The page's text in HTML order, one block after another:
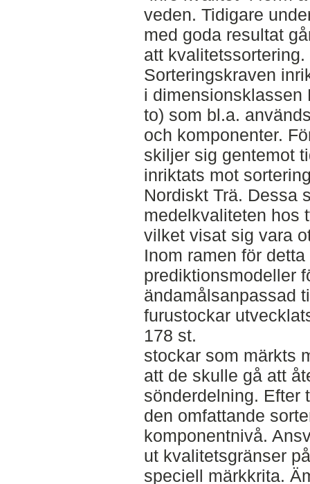
veden. Tidigare
med goda resultat
att kvalitetssortering.
Sorteringskraven
i dimensionsklassen
to) som bl.a.
och komponenter.
skiljer sig gentemot
inriktats mot
Nordiskt Trä. Dessa
medelkvaliteten hos
vilket visat sig vara
Inom ramen för
prediktionsmodeller
ändamålsanpassad
furustockar
178 st.
stockar som märkts
att de skulle gå att
sönderdelning. Efter
den omfattande
komponentnivå.
ut kvalitetsgränser
speciell märkkrita.